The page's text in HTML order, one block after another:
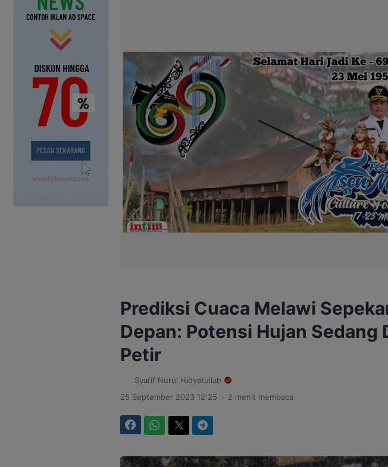
Prediksi Cuaca Melawi
Depan: Potensi Hujan Sedang
Petir
Syarif Nurul Hidyatullah
25 September 2023 12:25 . 2 menit membaca